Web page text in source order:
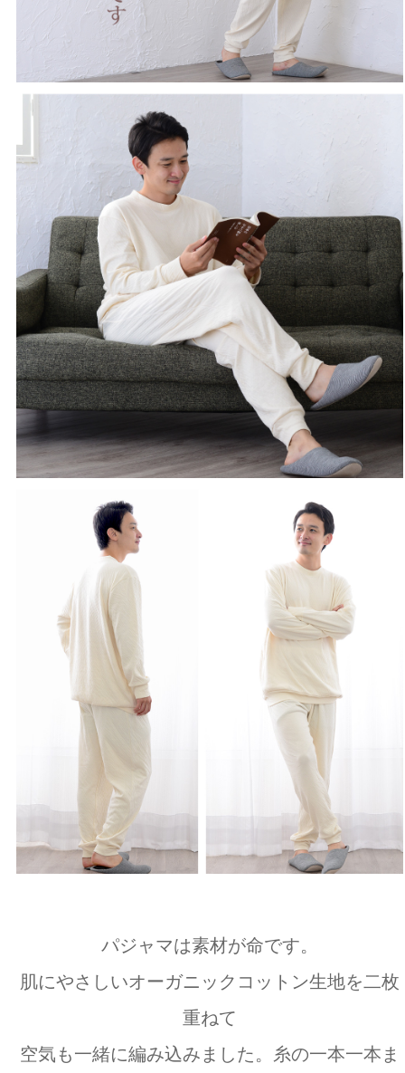
パジャマは素材が命です。
肌にやさしいオーガニックコットン生地を二枚
重ねて
空気も一緒に編み込みました。糸の一本一本ま